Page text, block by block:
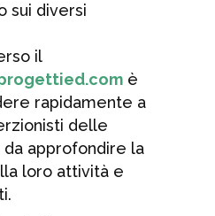
sui diversi
il
è
rapidamente a
delle
approfondire la
loro attività e